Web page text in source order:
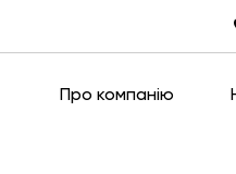
Про компанію